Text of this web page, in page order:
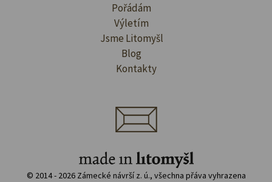
Pořádám
Výletím
Jsme Litomyšl
Blog
Kontakty
© 2014 - 2026 Zámecké návrší z. ú., všechna přáva vyhrazena